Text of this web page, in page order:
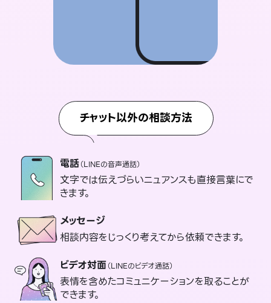
チャット以外の相談方法
電話（LINEの音声通話）
文字では伝えづらいニュアンスも直接言葉にで
きます。
メッセージ
相談内容をじっくり考えてから依頼できます。
ビデオ対面（LINEのビデオ通話）
表情を含めたコミュニケーションを取ることが
できます。